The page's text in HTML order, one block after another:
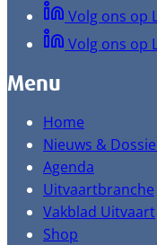
Volg ons op
Volg ons op
Menu
Home
Nieuws &
Agenda
Uitvaartbranche
Vakblad Uitvaart
Shop